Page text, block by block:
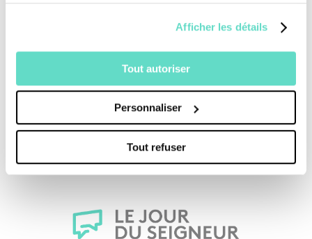
Afficher les détails
Tout autoriser
Personnaliser
Tout refuser
artiste plasticien. L’heure est au bilan et aux
Une production :CFRT